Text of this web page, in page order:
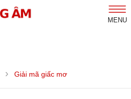
MENU
Giải mã giấc mơ